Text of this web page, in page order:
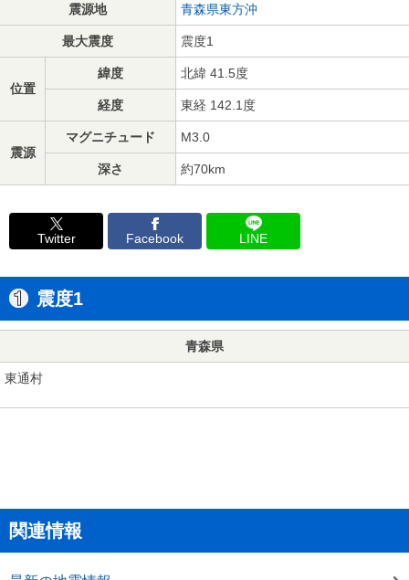
震源地 青森県東方沖
最大震度 震度1
位置
緯度 北緯 41.5度
経度 東経 142.1度
震源
マグニチュード M3.0
深さ 約70km
Twitter Facebook LINE
震度1
青森県
東通村
関連情報